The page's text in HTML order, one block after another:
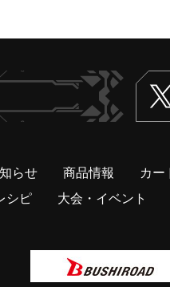
らせ 商品情報 カー
シピ
大会・イベント